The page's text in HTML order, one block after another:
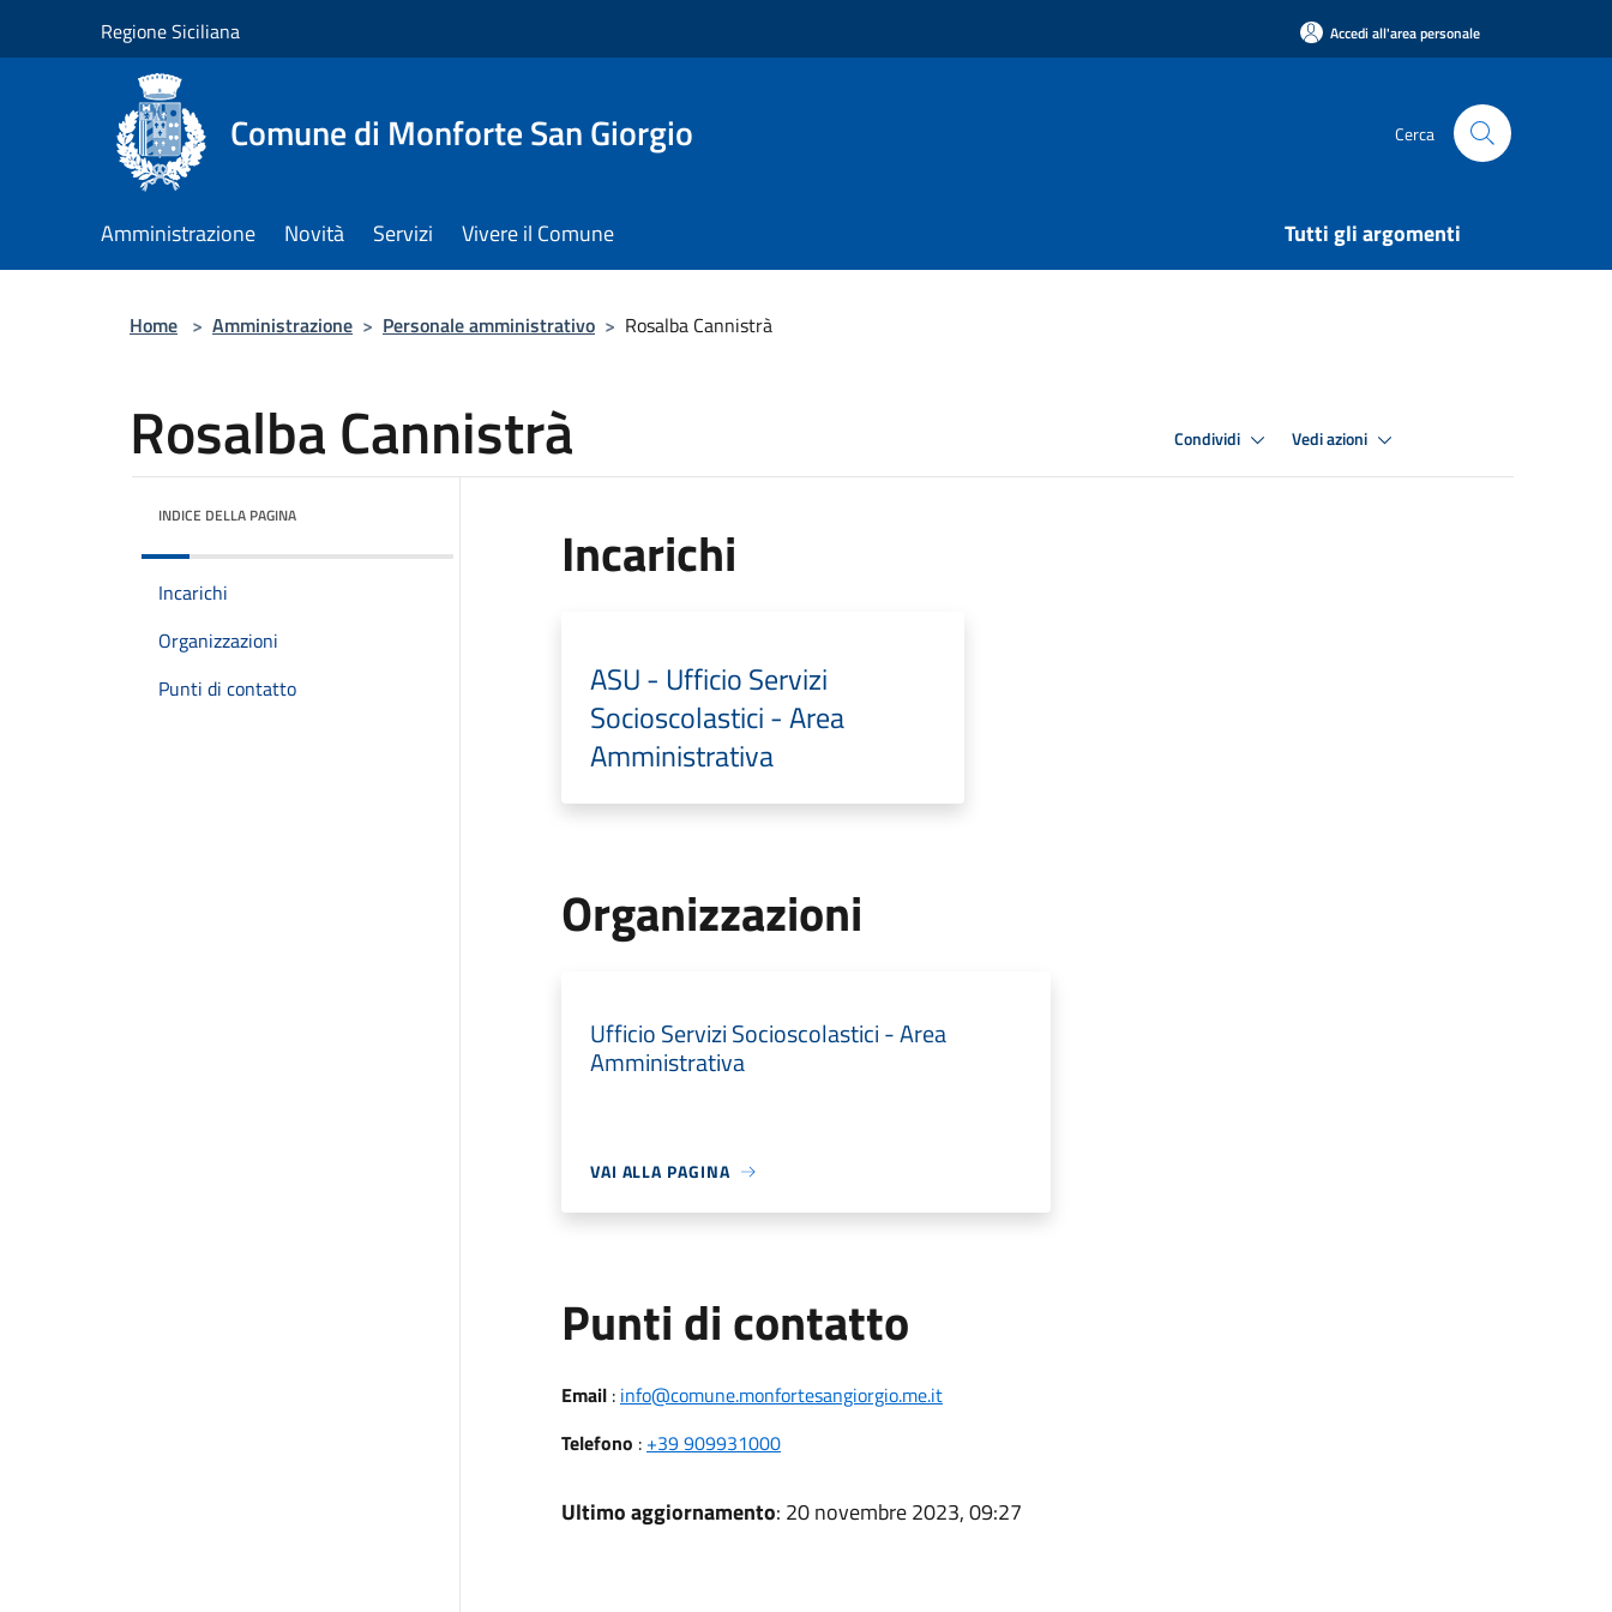
Regione Siciliana Accedi all'area personale
Comune di Monforte San Giorgio Cerca
Amministrazione Novità Servizi Vivere il Comune Tutti gli argomenti
Home > Amministrazione > Personale amministrativo > Rosalba Cannistrà
Rosalba Cannistrà Condividi Vedi azioni
INDICE DELLA PAGINA
Incarichi
Organizzazioni
Punti di contatto
Incarichi
ASU - Ufficio Servizi
Socioscolastici - Area
Amministrativa
Organizzazioni
Ufficio Servizi Socioscolastici - Area
Amministrativa
VAI ALLA PAGINA
Punti di contatto
Email: info@comune.monfortesangiorgio.me.it
Telefono : +39 909931000
Ultimo aggiornamento: 20 novembre 2023, 09:27